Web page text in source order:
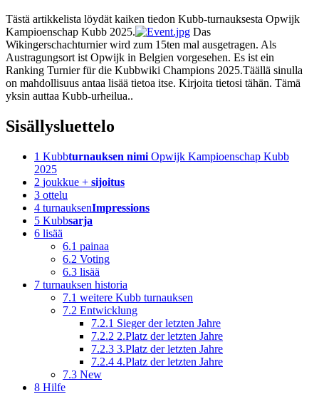
Tästä artikkelista löydät kaiken tiedon Kubb-turnauksesta Opwijk
Kampioenschap Kubb 2025.
Das
Wikingerschachturnier wird zum 15ten mal ausgetragen. Als
Austragungsort ist Opwijk in Belgien vorgesehen. Es ist ein
Ranking Turnier für die Kubbwiki Champions 2025.Täällä sinulla
on mahdollisuus antaa lisää tietoa itse. Kirjoita tietosi tähän. Tämä
yksin auttaa Kubb-urheilua..
Sisällysluettelo
1 Kubbturnauksen nimi Opwijk Kampioenschap Kubb
2025
2 joukkue + sijoitus
3 ottelu
4 turnauksenImpressions
5 Kubbsarja
6 lisää
6.1 painaa
6.2 Voting
6.3 lisää
7 turnauksen historia
7.1 weitere Kubb turnauksen
7.2 Entwicklung
7.2.1 Sieger der letzten Jahre
7.2.2 2.Platz der letzten Jahre
7.2.3 3.Platz der letzten Jahre
7.2.4 4.Platz der letzten Jahre
7.3 New
8 Hilfe